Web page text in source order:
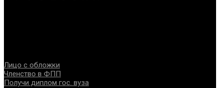
Лицо с обложки
Членство в ФПП
Получи диплом гос. вуза